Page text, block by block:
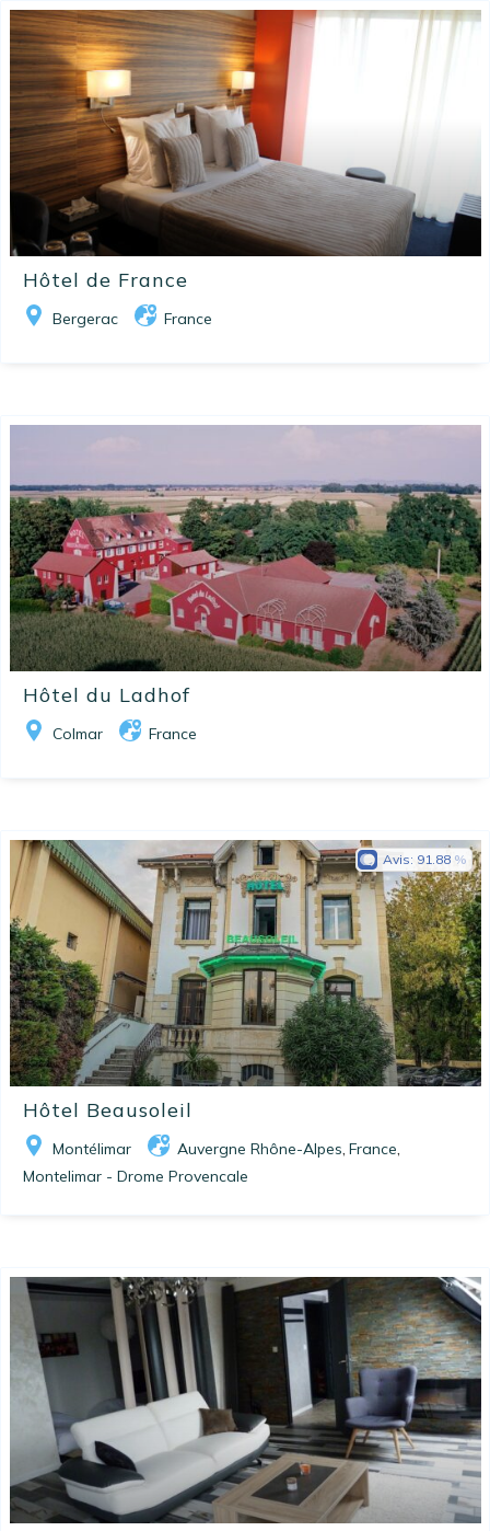
Hôtel de France
Bergerac France
Hôtel du Ladhof
Colmar France
Hôtel Beausoleil
Montélimar Auvergne Rhône-Alpes, France,
Montelimar - Drome Provencale
Avis: 91.88